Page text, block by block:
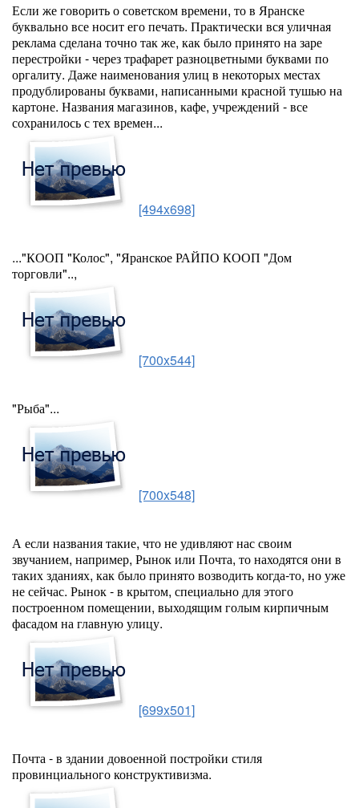
Если же говорить о советском времени, то в Яранске
буквально все носит его печать. Практически вся уличная
реклама сделана точно так же, как было принято на заре
перестройки - через трафарет разноцветными буквами по
оргалиту. Даже наименования улиц в некоторых местах
продублированы буквами, написанными красной тушью на
картоне. Названия магазинов, кафе, учреждений - все
сохранилось с тех времен...
[494x698]
..."КООП "Колос", "Яранское РАЙПО КООП "Дом
торговли"..,
[700x544]
"Рыба"...
[700x548]
А если названия такие, что не удивляют нас своим
звучанием, например, Рынок или Почта, то находятся они в
таких зданиях, как было принято возводить когда-то, но уже
не сейчас. Рынок - в крытом, специально для этого
построенном помещении, выходящим голым кирпичным
фасадом на главную улицу.
[699x501]
Почта - в здании довоенной постройки стиля
провинциального конструктивизма.